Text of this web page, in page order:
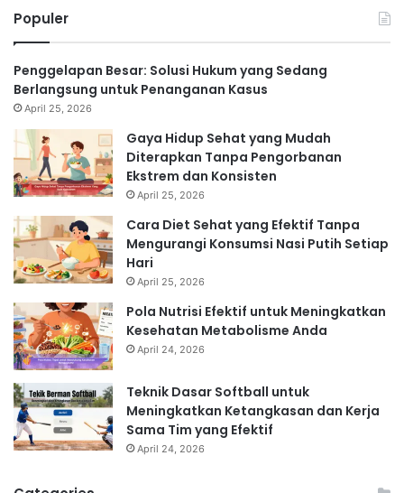
Populer
Penggelapan Besar: Solusi Hukum yang Sedang
Berlangsung untuk Penanganan Kasus
April 25, 2026
Gaya Hidup Sehat yang Mudah
Diterapkan Tanpa Pengorbanan
Ekstrem dan Konsisten
April 25, 2026
Cara Diet Sehat yang Efektif Tanpa
Mengurangi Konsumsi Nasi Putih Setiap
Hari
April 25, 2026
Pola Nutrisi Efektif untuk Meningkatkan
Kesehatan Metabolisme Anda
April 24, 2026
Teknik Dasar Softball untuk
Meningkatkan Ketangkasan dan Kerja
Sama Tim yang Efektif
April 24, 2026